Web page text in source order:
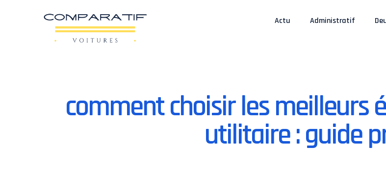
Actu Administratif
comment choisir les meilleurs
utilitaire : guide